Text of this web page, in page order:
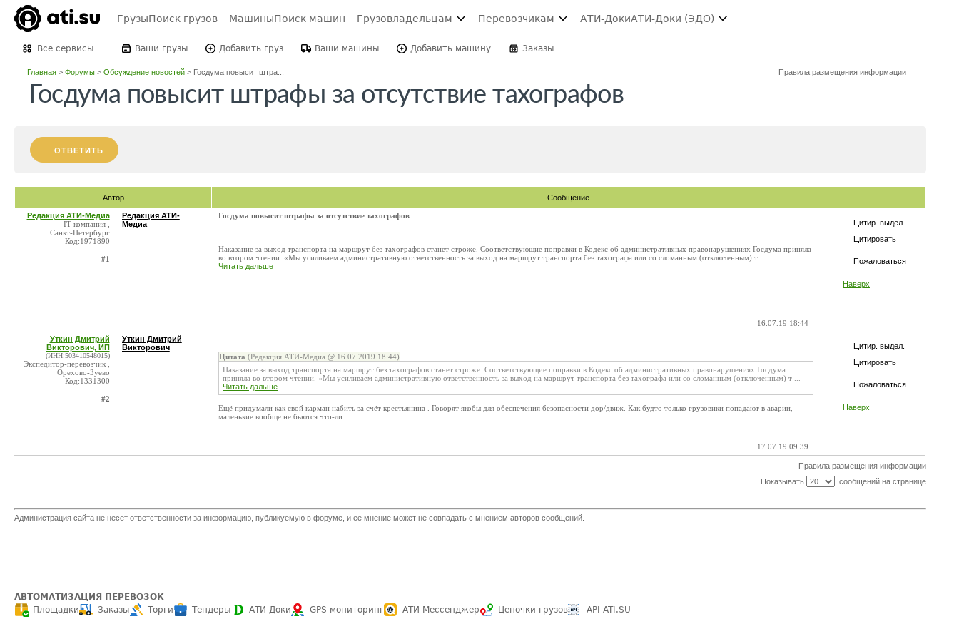
ГрузыПоиск грузов МашиныПоиск машин Грузовладельцам Перевозчикам АТИ-ДокиАТИ-Доки (ЭДО)
Все сервисы Ваши грузы Добавить груз Ваши машины Добавить машину Заказы
Главная >Форумы >Обсуждение новостей > Госдума повысит штра... Правила размещения информации
Госдума повысит штрафы за отсутствие тахографов
ОТВЕТИТЬ
Автор Сообщение
Цитир. выдел.
Цитировать
Пожаловаться
Наверх
Редакция АТИ-Медиа
IT-компания ,
Санкт-Петербург
Код:1971890
#1
Редакция АТИ-
Медиа
Госдума повысит штрафы за отсутствие тахографов
Наказание за выход транспорта на маршрут без тахографов станет строже. Соответствующие поправки в Кодекс об административных правонарушениях Госдума приняла
во втором чтении. «Мы усиливаем административную ответственность за выход на маршрут транспорта без тахографа или со сломанным (отключенным) т ...
Читать дальше
16.07.19 18:44
Цитир. выдел.
Цитировать
Пожаловаться
Наверх
Уткин Дмитрий
Викторович, ИП
(ИНН:503410548015)
Экспедитор-перевозчик ,
Орехово-Зуево
Код:1331300
#2
Уткин Дмитрий
Викторович
Цитата (Редакция АТИ-Медиа @ 16.07.2019 18:44)
Наказание за выход транспорта на маршрут без тахографов станет строже. Соответствующие поправки в Кодекс об административных правонарушениях Госдума
приняла во втором чтении. «Мы усиливаем административную ответственность за выход на маршрут транспорта без тахографа или со сломанным (отключенным) т ...
Читать дальше
Ещё придумали как свой карман набить за счёт крестьянина . Говорят якобы для обеспечения безопасности дор/движ. Как будто только грузовики попадают в аварии,
маленькие вообще не бьются что-ли .
17.07.19 09:39
Правила размещения информации
Показывать
сообщений на странице
Администрация сайта не несет ответственности за информацию, публикуемую в форуме, и ее мнение может не совпадать с мнением авторов сообщений.
АВТОМАТИЗАЦИЯ ПЕРЕВОЗОК
Площадки
Заказы Торги Тендеры АТИ-Доки GPS-мониторинг АТИ Мессенджер Цепочки грузов API ATI.SU